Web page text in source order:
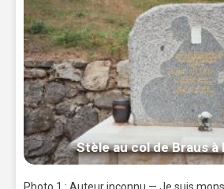
Stèle au col de Braus à
Photo 1 : Auteur inconnu — Je suis